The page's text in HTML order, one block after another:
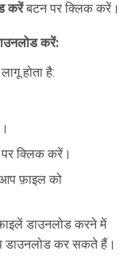
करेंबटन पर क्लिक करें।
करें:
होता है:
क्लिक करें।
आप फ़ाइल को
डाउनलोड करने में
डाउनलोड कर सकते हैं।